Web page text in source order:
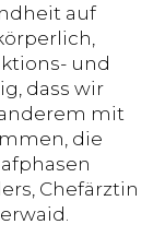
auf
und
dass wir
mit
die
Chefärztin